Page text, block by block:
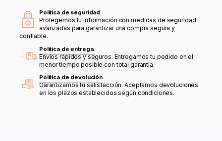
Política de seguridad.
Protegemos tu información con medidas de seguridad
avanzadas para garantizar una compra segura y
confiable.
Política de entrega.
Envíos rápidos y seguros. Entregamos tu pedido en el
menor tiempo posible con total garantía.
Política de devolución.
Garantizamos tu satisfacción. Aceptamos devoluciones
en los plazos establecidos según condiciones.